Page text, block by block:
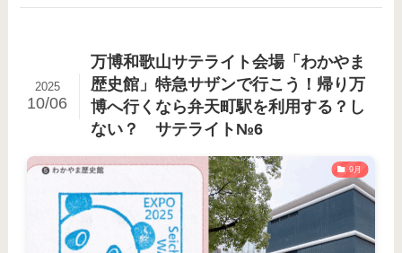
万博和歌山サテライト会場「わかやま
歴史館」特急サザンで行こう！帰り万
博へ行くなら弁天町駅を利用する？し
ない？ サテライト№6
2025
10/06
9月